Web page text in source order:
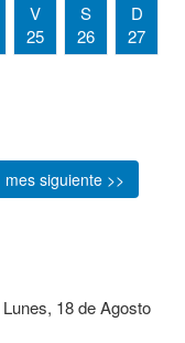
V
25
S
26
D
27
mes siguiente >>
Lunes, 18 de Agosto